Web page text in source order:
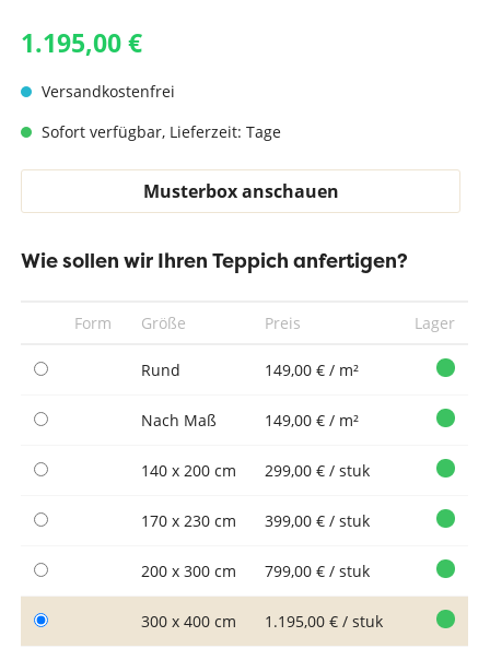
1.195,00 €
Versandkostenfrei
Sofort verfügbar, Lieferzeit: Tage
Musterbox anschauen
Wie sollen wir Ihren Teppich anfertigen?
Form Größe Preis Lager
Rund 149,00 € / m²
Nach Maß 149,00 € / m²
140 x 200 cm 299,00 € / stuk
170 x 230 cm 399,00 € / stuk
200 x 300 cm 799,00 € / stuk
300 x 400 cm 1.195,00 € / stuk